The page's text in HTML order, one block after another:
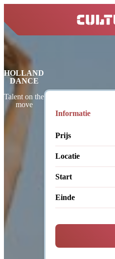
HOLLAND
DANCE
Talent on the
move
Informatie
Prijs
Locatie
Start
Einde